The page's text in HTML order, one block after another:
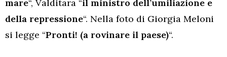
mare“, Valditara “il ministro dell’umiliazione e
della repressione“. Nella foto di Giorgia Meloni
si legge “Pronti! (a rovinare il paese)“.